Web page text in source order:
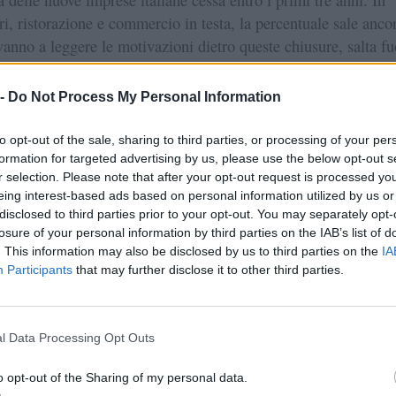
Do Not Process My Personal Information
opt-out of the sale, sharing to third parties, or processing of your
for targeted advertising by us, please use the below opt-out
selection. Please note that after your opt-out request is processed
interest-based ads based on personal information utilized by us
to third parties prior to your opt-out. You may separately
of your personal information by third parties on the IAB’s list of
This information may also be disclosed by us to third parties on the
Participants that may further disclose it to other third parties.
Data Processing Opt Outs
opt-out of the Sharing of my personal data.
ristorazione e commercio in testa, la percentuale sale
a leggere le motivazioni dietro queste chiusure, salta
comune:l'idea iniziale non era stata validata sul
assicura il successo. Su questo è bene non illudersi. Quello
drasticamente il rischio di partire con un'ipotesi sbagliata.
prima dell'apertura che il problema percepito
non era percepito allo stesso modo dai clienti. Oppure
non reggeva. Oppure ancora che la concorrenza era
per uno spazio realistico di ingresso.
verifiche, un certo numero di colloqui con potenziali clienti,
online a basso costo. Si fa con poco, prima di aprire la partita
Il tempo per cambiare strada si comprime drasticamente.